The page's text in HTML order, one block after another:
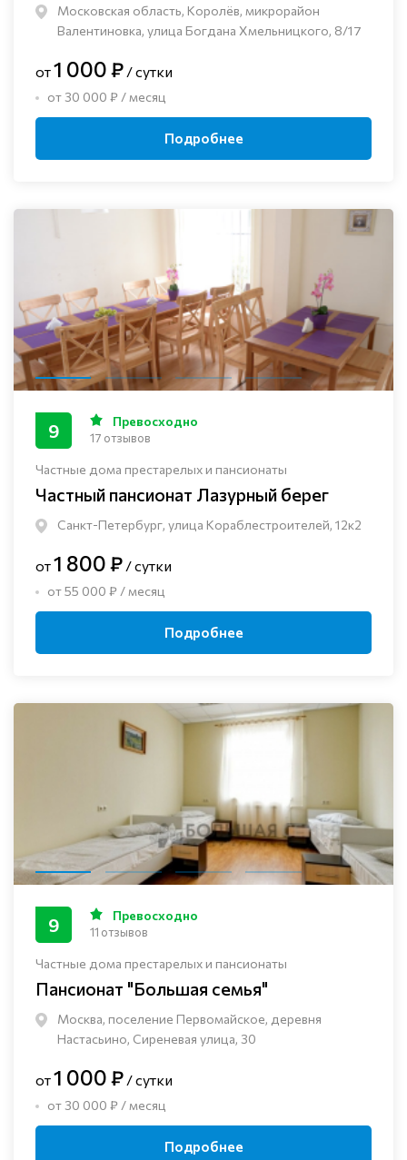
Московская область, Королёв, микрорайон
Валентиновка, улица Богдана Хмельницкого, 8/17
от1 000 ₽ / сутки
от 30 000 ₽ / месяц
Подробнее
Частные дома престарелых и пансионаты
Частный пансионат Лазурный берег
Санкт-Петербург, улица Кораблестроителей, 12к2
9 Превосходно
17 отзывов
от1 800 ₽ / сутки
от 55 000 ₽ / месяц
Подробнее
Частные дома престарелых и пансионаты
Пансионат "Большая семья"
Москва, поселение Первомайское, деревня
Настасьино, Сиреневая улица, 30
9 Превосходно
11 отзывов
от1 000 ₽ / сутки
от 30 000 ₽ / месяц
Подробнее